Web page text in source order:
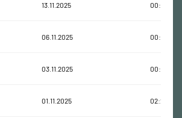
13.11.2025 00:34:28
06.11.2025 00:39:43
03.11.2025 00:55:29
01.11.2025 02:21:30